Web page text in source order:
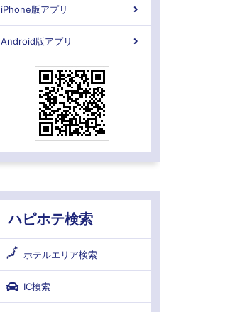
iPhone版アプリ
Android版アプリ
ハピホテ検索
ホテルエリア検索
IC検索